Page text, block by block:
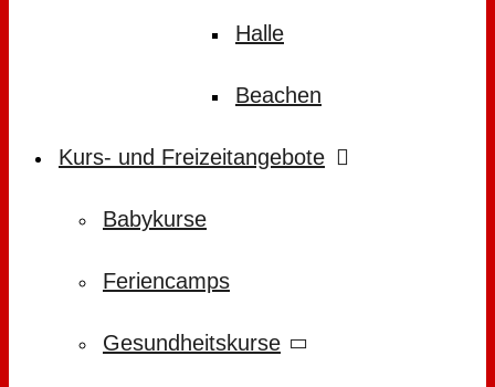
Halle
Beachen
Kurs- und Freizeitangebote
Babykurse
Feriencamps
Gesundheitskurse